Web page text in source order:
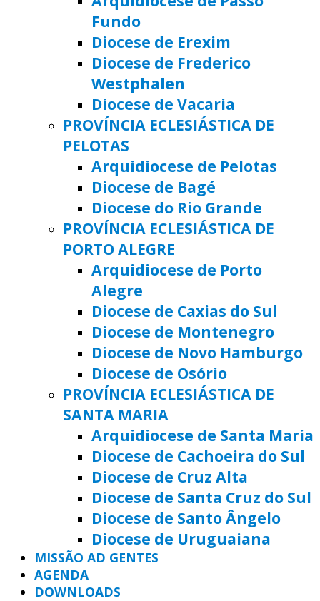
Fundo
Diocese de Erexim
Diocese de Frederico
Westphalen
Diocese de Vacaria
PROVÍNCIA ECLESIÁSTICA DE
PELOTAS
Arquidiocese de Pelotas
Diocese de Bagé
Diocese do Rio Grande
PROVÍNCIA ECLESIÁSTICA DE
PORTO ALEGRE
Arquidiocese de Porto
Alegre
Diocese de Caxias do Sul
Diocese de Montenegro
Diocese de Novo Hamburgo
Diocese de Osório
PROVÍNCIA ECLESIÁSTICA DE
SANTA MARIA
Arquidiocese de Santa Maria
Diocese de Cachoeira do Sul
Diocese de Cruz Alta
Diocese de Santa Cruz do Sul
Diocese de Santo Ângelo
Diocese de Uruguaiana
MISSÃO AD GENTES
AGENDA
DOWNLOADS